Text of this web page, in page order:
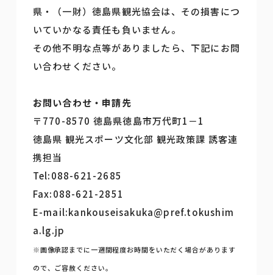
県・（一財）徳島県観光協会は、その損害につ
いていかなる責任も負いません。
その他不明な点等がありましたら、下記にお問
い合わせください。
お問い合わせ・申請先
〒770-8570 徳島県徳島市万代町1－1
徳島県 観光スポーツ文化部 観光政策課 誘客連
携担当
Tel:088-621-2685
Fax:088-621-2851
E-mail:kankouseisakuka@pref.tokushim
a.lg.jp
※画像承認までに一週間程度お時間をいただく場合があります
ので、ご容赦ください。